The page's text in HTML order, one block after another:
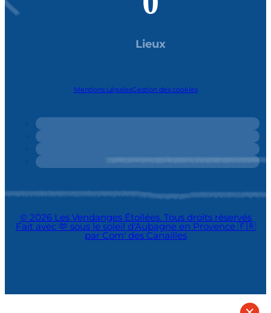
Lieux
Mentions LégalesGestion des cookies
© 2026 Les Vendanges Étoilées. Tous droits réservés
Fait avec 🫶 sous le soleil d'Aubagne en Provence 🇫🇷
par Com' des Canailles